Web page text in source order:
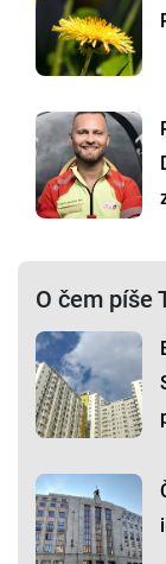
O čem píše